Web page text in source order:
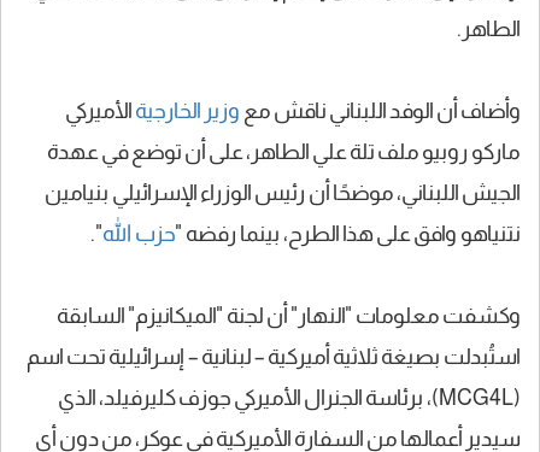
الطاهر.
وأضاف أن الوفد اللبناني ناقش مع وزير الخارجية الأميركي
ماركو روبيو ملف تلة علي الطاهر، على أن توضع في عهدة
الجيش اللبناني، موضحًا أن رئيس الوزراء الإسرائيلي بنيامين
نتنياهو وافق على هذا الطرح، بينما رفضه "حزب الله".
وكشفت معلومات "النهار" أن لجنة "الميكانيزم" السابقة
استُبدلت بصيغة ثلاثية أميركية – لبنانية – إسرائيلية تحت اسم
(MCG4L)، برئاسة الجنرال الأميركي جوزف كليرفيلد، الذي
سيدير أعمالها من السفارة الأميركية في عوكر، من دون أي